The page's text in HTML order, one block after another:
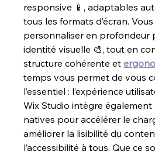
responsive 📱, adaptables
tous les formats d’écran.
personnaliser en profondeur
identité visuelle 🎨, tout en
structure cohérente et
temps vous permet de vous
l’essentiel : l’expérience
Wix Studio intègre
natives pour accélérer le
améliorer la lisibilité du
l’accessibilité à tous. Que ce